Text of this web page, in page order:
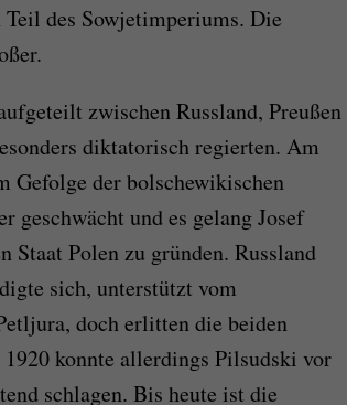
des Sowjetimperiums. Die
zwischen Russland, Preußen
diktatorisch regierten. Am
Gefolge der bolschewikischen
geschwächt und es gelang Josef
Staat Polen zu gründen. Russland
sich, unterstützt vom
doch erlitten die beiden
konnte allerdings Pilsudski vor
schlagen. Bis heute ist die